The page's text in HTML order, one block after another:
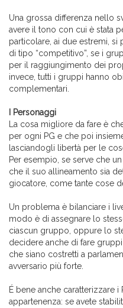
Una grossa differenza nello
avere il tono con cui è stata
particolare, ai due estremi,
di tipo “competitivo”, se i
per il raggiungimento dei
invece, tutti i gruppi hanno
complementari.
I Personaggi
La cosa migliore da fare è
per ogni PG e che poi
lasciandogli libertà per le
Per esempio, se serve che
che il suo allineamento sia
giocatore, come tante cose
Un problema è bilanciare i
modo è di assegnare lo
ciascun gruppo, oppure lo
decidere anche di fare
che siano costretti a
avversario più forte.
É bene anche caratterizzare
appartenenza: se avete